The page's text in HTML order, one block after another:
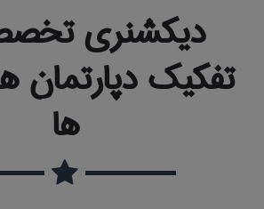
دیکشنری
تفکیک دپارتمان
ها